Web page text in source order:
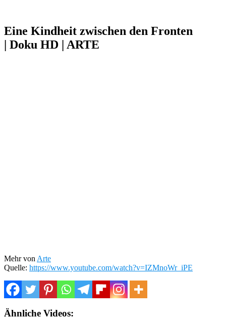
Eine Kindheit zwischen den Fronten
| Doku HD | ARTE
Mehr von Arte
Quelle: https://www.youtube.com/watch?v=IZMnoWr_iPE
Ähnliche Videos: